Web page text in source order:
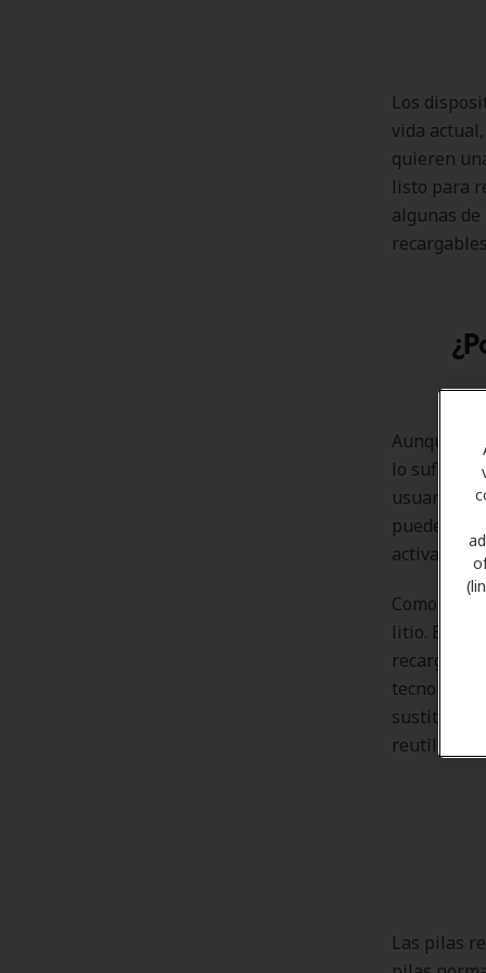
Los
vida
quieren
listo para
algunas
Aunque
lo
usuario
pueden
activadas
Como
litio. Esto
recarga en
tecnología
sustitución
reutilizable
Las pilas